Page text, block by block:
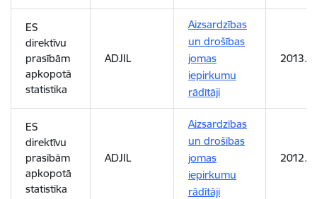
ES
direktīvu
prasībām
apkopotā
statistika
ADJIL
Aizsardzības
un drošības
jomas
iepirkumu
rādītāji
2013.
ES
direktīvu
prasībām
apkopotā
statistika
ADJIL
Aizsardzības
un drošības
jomas
iepirkumu
rādītāji
2012.